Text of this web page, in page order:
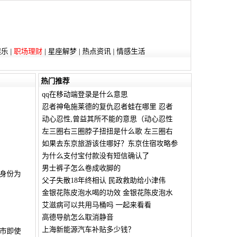
职场理财| 星座解梦| 热点资讯| 情感生活
份为
即使
热门推荐
qq在移动端登录是什么意思
忍者神龟施莱德的复仇忍者蛙在哪里 忍者
动心忍性,曾益其所不能的意思（动心忍性
左三圈右三圈脖子扭扭是什么歌 左三圈右
如果去东京旅游该住哪好？东京住宿攻略参
为什么支付宝付款没有短信确认了
男士裤子怎么卷成收脚的
父子失散18年终相认 民政救助给小津伟
金银花陈皮泡水喝的功效 金银花陈皮泡水
艾滋病可以共用马桶吗 一起来看看
高德导航怎么取消静音
上海新能源汽车补贴多少钱？